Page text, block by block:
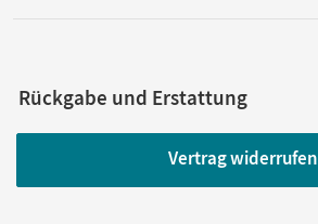
Rückgabe und Erstattung
Vertrag widerrufen